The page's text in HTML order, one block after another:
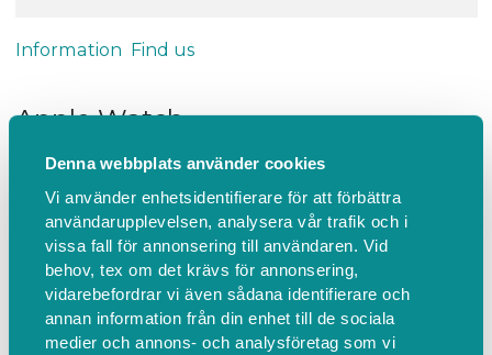
Denna webbplats använder cookies
Vi använder enhetsidentifierare för att förbättra
användarupplevelsen, analysera vår trafik och i
vissa fall för annonsering till användaren. Vid
behov, tex om det krävs för annonsering,
vidarebefordrar vi även sådana identifierare och
annan information från din enhet till de sociala
medier och annons- och analysföretag som vi
Information Find us
Apple Watch
Handledare: Christer Björstad (0761313866)
Kursbeskrivning
Med Apple Watch kan du hålla kontakten med allt
och alla som du gillar mest, direkt från handleden.
Och med ett mobilabonnemang kan du göra det
utan en iPhone i närheten. Motiverande mätdata